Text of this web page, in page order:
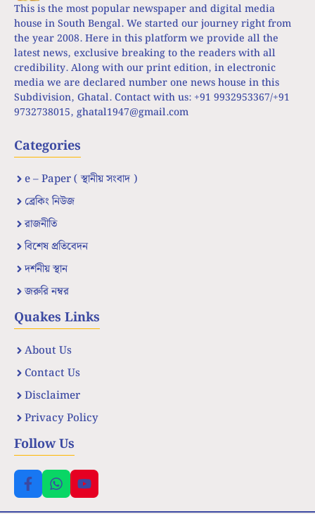
This is the most popular newspaper and digital media
house in South Bengal. We started our journey right from
the year 2008. Here in this platform we provide all the
latest news, exclusive breaking to the readers with all
credibility. Along with our print edition, in electronic
media we are declared number one news house in this
Subdivision, Ghatal. Contact with us: +91 9932953367/+91
9732738015, ghatal1947@gmail.com
Categories
e – Paper ( স্থানীয় সংবাদ )
ব্রেকিং নিউজ
রাজনীতি
বিশেষ প্রতিবেদন
দর্শনীয় স্থান
জরুরি নম্বর
Quakes Links
About Us
Contact Us
Disclaimer
Privacy Policy
Follow Us